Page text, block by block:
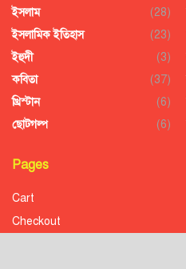
ইসলাম
(28)
ইসলামিক ইতিহাস
(23)
ইহুদী
(3)
কবিতা
(37)
খ্রিস্টান
(6)
ছোটগল্প
(6)
Pages
Cart
Checkout